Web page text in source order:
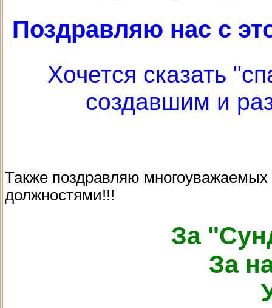
Поздравляю нас с
Хочется сказать
создавшим и
Также поздравляю многоуважаемых
должностями!!!
За
За